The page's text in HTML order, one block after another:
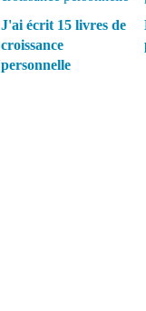
J'ai écrit 15 livres de
croissance
personnelle